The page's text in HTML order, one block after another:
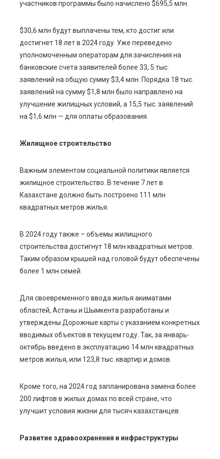
участников программы было начислено $695,5 млн.
$30,6 млн будут выплачены тем, кто достиг или
достигнет 18 лет в 2024 году. Уже переведено
уполномоченным операторам для зачисления на
банковские счета заявителей более 33, 5 тыс.
заявлений на общую сумму $3,4 млн. Порядка 18 тыс.
заявлений на сумму $1,8 млн было направлено на
улучшение жилищных условий, а 15,5 тыс. заявлений
на $1,6 млн — для оплаты образования.
Жилищное строительство
Важным элементом социальной политики является
жилищное строительство. В течение 7 лет в
Казахстане должно быть построено 111 млн
квадратных метров жилья.
В 2024 году также – объемы жилищного
строительства достигнут 18 млн квадратных метров.
Таким образом крышей над головой будут обеспечены
более 1 млн семей.
Для своевременного ввода жилья акиматами
областей, Астаны и Шымкента разработаны и
утверждены Дорожные карты с указанием конкретных
вводимых объектов в текущем году. Так, за январь-
октябрь введено в эксплуатацию 14 млн квадратных
метров жилья, или 123,8 тыс. квартир и домов.
Кроме того, на 2024 год запланирована замена более
200 лифтов в жилых домах по всей стране, что
улучшит условия жизни для тысяч казахстанцев.
Развитие здравоохранения и инфраструктуры